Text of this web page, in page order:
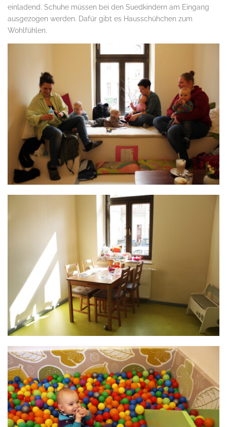
einladend. Schuhe müssen bei den Suedkindern am Eingang
ausgezogen werden. Dafür gibt es Hausschühchen zum
Wohlfühlen.